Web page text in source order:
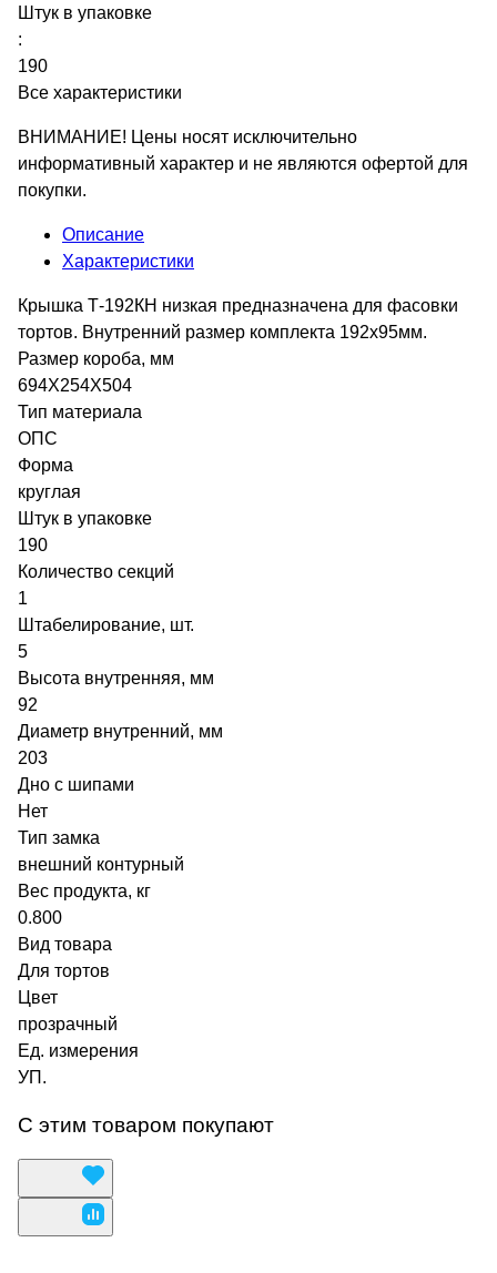
Штук в упаковке
:
190
Все характеристики
ВНИМАНИЕ! Цены носят исключительно
информативный характер и не являются офертой для
покупки.
Описание
Характеристики
Крышка Т-192КН низкая предназначена для фасовки
тортов. Внутренний размер комплекта 192х95мм.
Размер короба, мм
694X254X504
Тип материала
ОПС
Форма
круглая
Штук в упаковке
190
Количество секций
1
Штабелирование, шт.
5
Высота внутренняя, мм
92
Диаметр внутренний, мм
203
Дно с шипами
Нет
Тип замка
внешний контурный
Вес продукта, кг
0.800
Вид товара
Для тортов
Цвет
прозрачный
Ед. измерения
УП.
С этим товаром покупают